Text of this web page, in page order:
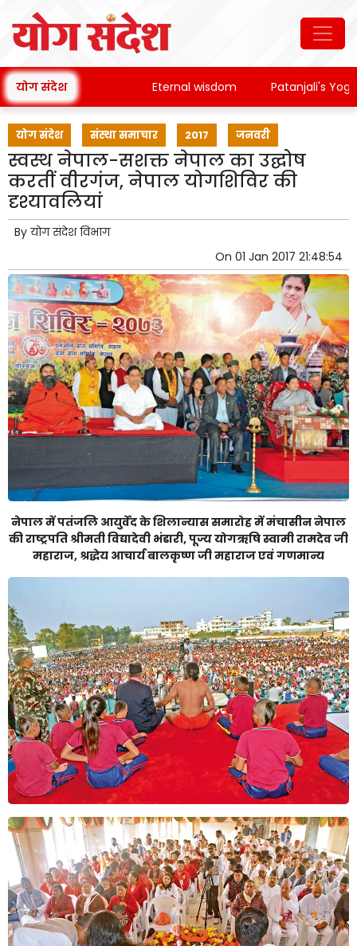
योग संदेश Eternal wisdom Patanjali's Yoga,
योग संदेश संस्था समाचार 2017 जनवरी
स्वस्थ नेपाल-सशक्त नेपाल का उद्घोष
करतीं वीरगंज, नेपाल योगशिविर की
दृश्यावलियां
By योग संदेश विभाग
On 01 Jan 2017 21:48:54
नेपाल में पतंजलि आयुर्वेद के शिलान्यास समारोह में मंचासीन नेपाल
की राष्ट्रपति श्रीमती विद्यादेवी भंडारी, पूज्य योगऋषि स्वामी रामदेव जी
महाराज, श्रद्धेय आचार्य बालकृष्ण जी महाराज एवं गणमान्य